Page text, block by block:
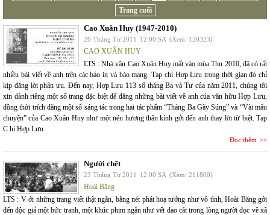
Trang cuối
Cao Xuân Huy (1947-2010)
26 Tháng Tư 2011 12:00 SA (Xem: 120323)
CAO XUÂN HUY
LTS : Nhà văn Cao Xuân Huy mất vào mùa Thu 2010, đã có rất
nhiều bài viết về anh trên các báo in và báo mạng. Tạp chí Hợp Lưu trong thời gian đó chỉ
kịp đăng lời phân ưu. Đến nay, Hợp Lưu 113 số tháng Ba và Tư của năm 2011, chúng tôi
xin dành riêng một số trang đặc biệt để đăng những bài viết về anh của văn hữu Hợp Lưu,
đồng thời trích đăng một số sáng tác trong hai tác phẩm “Tháng Ba Gãy Súng” và “Vài mẩu
chuyện” của Cao Xuân Huy như một nén hương thân kính gởi đến anh thay lời từ biệt. Tạp
C hí Hợp Lưu
Đọc thêm
Người chết
23 Tháng Tư 2011 12:00 SA (Xem: 211800)
Hoài Băng
LTS : V ới những trang viết thật ngắn, bằng nét phát hoạ tưởng như vô tình, Hoài Băng gởi
đến độc giả một bức tranh, một khúc phim ngắn như vết dao cắt trong lòng người đọc về xã